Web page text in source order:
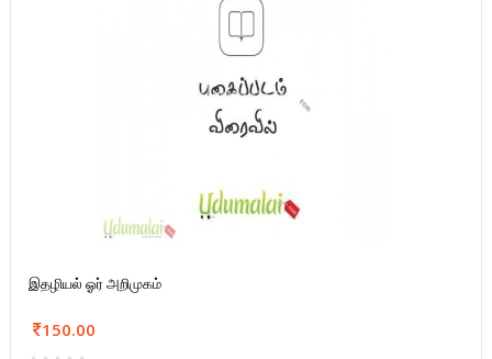
இதழியல் ஓர் அறிமுகம்
150.00